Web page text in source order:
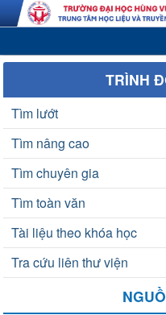
TRÌNH
Tìm lướt
Tìm nâng cao
Tìm chuyên gia
Tìm toàn văn
Tài liệu theo khóa học
Tra cứu liên thư viện